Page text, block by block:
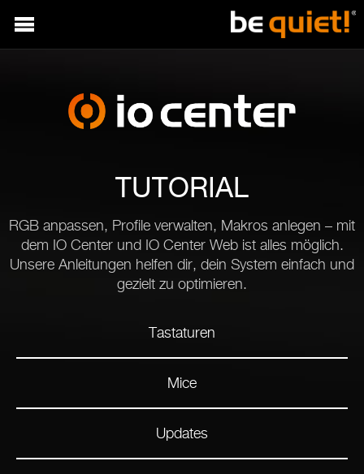
TUTORIAL
RGB anpassen, Profile verwalten, Makros anlegen – mit
dem IO Center und IO Center Web ist alles möglich.
Unsere Anleitungen helfen dir, dein System einfach und
gezielt zu optimieren.
Tastaturen
Mice
Updates